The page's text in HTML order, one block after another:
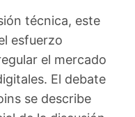
técnica, este
esfuerzo
el mercado
El debate
se describe